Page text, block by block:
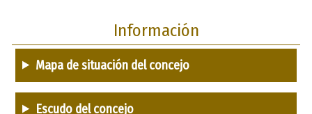
Información
Mapa de situación del concejo
Escudo del concejo